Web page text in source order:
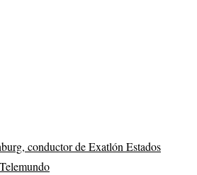
conductor de Exatlón Estados